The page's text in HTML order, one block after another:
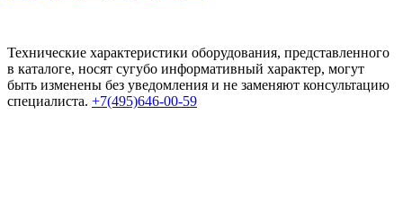
Технические характеристики оборудования, представленного
в каталоге, носят сугубо информативный характер, могут
быть изменены без уведомления и не заменяют консультацию
специалиста. +7(495)646-00-59